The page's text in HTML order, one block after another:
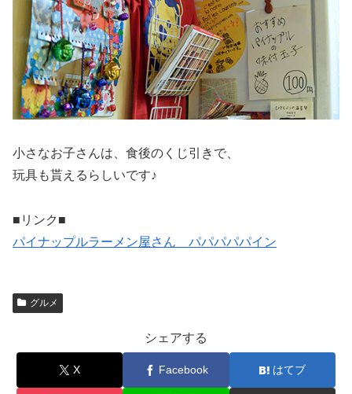
小さなお子さんは、食後のくじ引きで、
玩具も貰えるらしいです♪
■リンク■
パイナップルラーメン屋さん パパパパパイン
グルメ
シェアする
X Facebook はてブ